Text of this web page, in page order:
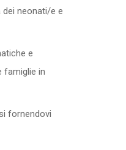
dei neonati/e e
e
famiglie in
fornendovi